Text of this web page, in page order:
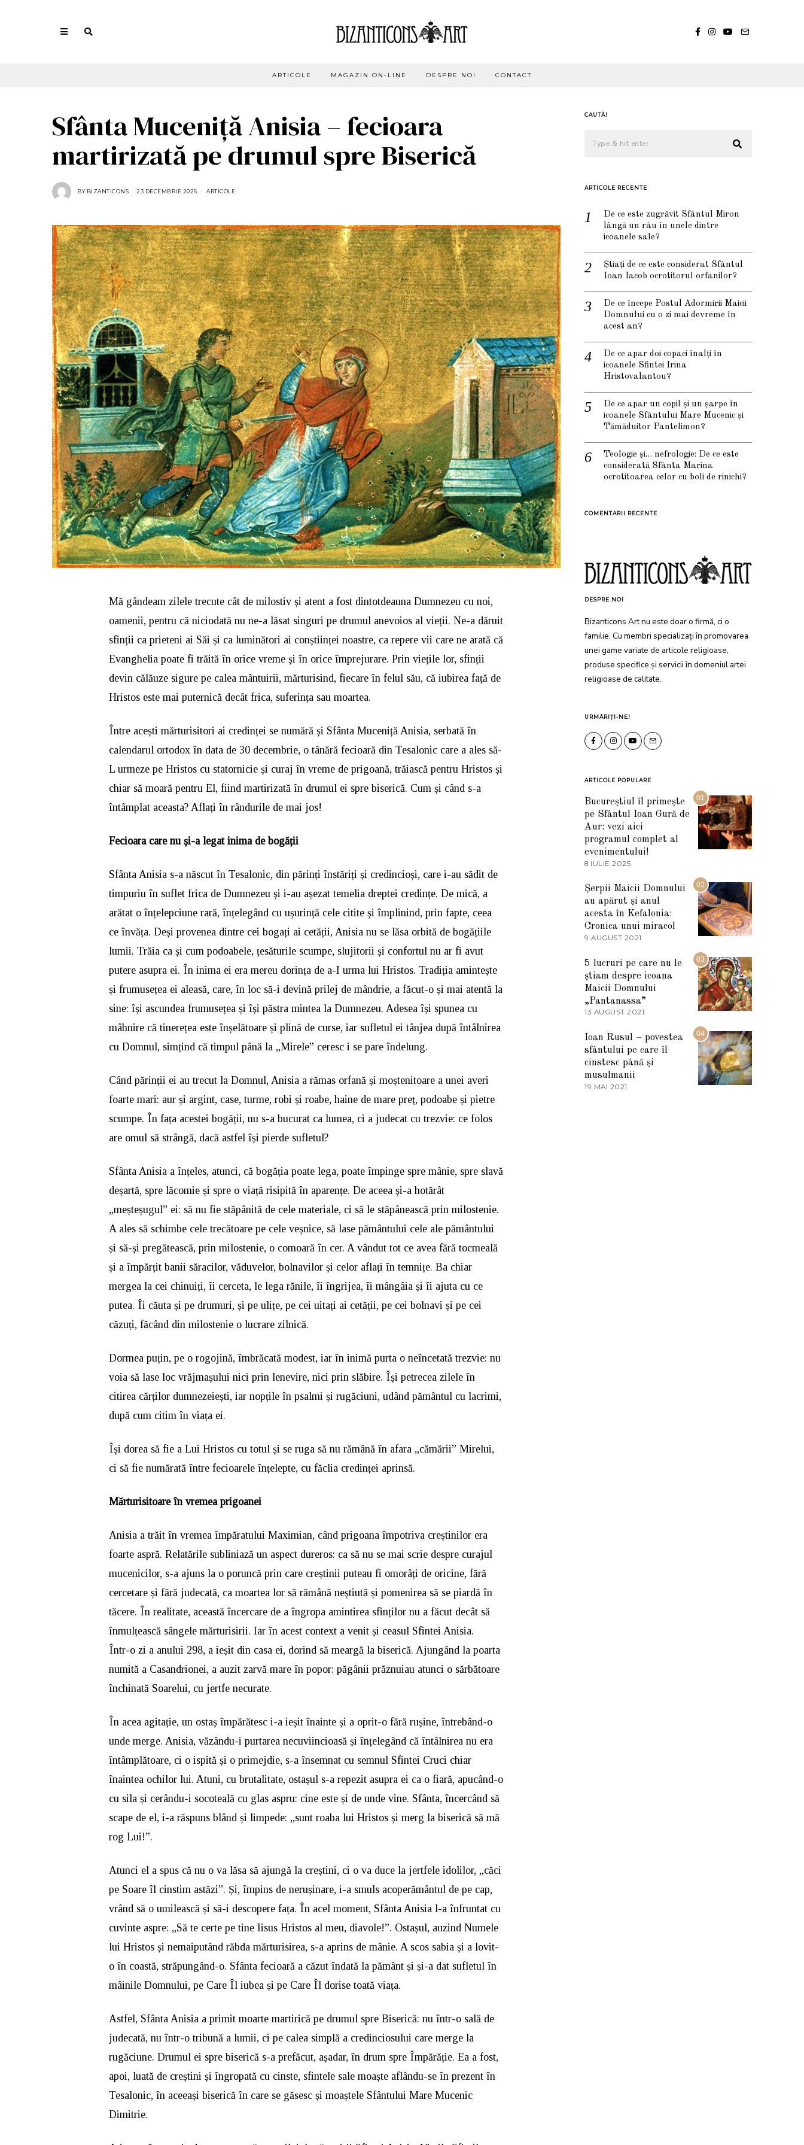
ARTICOLE MAGAZIN ON-LINE DESPRE NOI CONTACT
Sfânta Muceniță Anisia – fecioara
martirizată pe drumul spre Biserică
BY BIZANTICONS 23 DECEMBRIE 2025
E
M
B
R
I
E
2
0
2
5
ARTICOLE
Mă gândeam zilele trecute cât de milostiv și atent a fost dintotdeauna Dumnezeu cu noi,
oamenii, pentru că niciodată nu ne-a lăsat singuri pe drumul anevoios al vieții. Ne-a dăruit
sfinții ca prieteni ai Săi și ca luminători ai conștiinței noastre, ca repere vii care ne arată că
Evanghelia poate fi trăită în orice vreme și în orice împrejurare. Prin viețile lor, sfinții
devin călăuze sigure pe calea mântuirii, mărturisind, fiecare în felul său, că iubirea față de
Hristos este mai puternică decât frica, suferința sau moartea.
Între acești mărturisitori ai credinței se numără și Sfânta Muceniță Anisia, serbată în
calendarul ortodox în data de 30 decembrie, o tânără fecioară din Tesalonic care a ales să-
L urmeze pe Hristos cu statornicie și curaj în vreme de prigoană, trăiască pentru Hristos și
chiar să moară pentru El, fiind martirizată în drumul ei spre biserică. Cum și când s-a
întâmplat aceasta? Aflați în rândurile de mai jos!
Fecioara care nu și-a legat inima de bogății
Sfânta Anisia s-a născut în Tesalonic, din părinți înstăriți și credincioși, care i-au sădit de
timpuriu în suflet frica de Dumnezeu și i-au așezat temelia dreptei credințe. De mică, a
arătat o înțelepciune rară, înțelegând cu ușurință cele citite și împlinind, prin fapte, ceea
ce învăța. Deși provenea dintre cei bogați ai cetății, Anisia nu se lăsa orbită de bogățiile
lumii. Trăia ca și cum podoabele, țesăturile scumpe, slujitorii și confortul nu ar fi avut
putere asupra ei. În inima ei era mereu dorința de a-I urma lui Hristos. Tradiția amintește
și frumusețea ei aleasă, care, în loc să-i devină prilej de mândrie, a făcut-o și mai atentă la
sine: își ascundea frumusețea și își păstra mintea la Dumnezeu. Adesea își spunea cu
mâhnire că tinerețea este înșelătoare și plină de curse, iar sufletul ei tânjea după întâlnirea
cu Domnul, simțind că timpul până la „Mirele” ceresc i se pare îndelung.
Când părinții ei au trecut la Domnul, Anisia a rămas orfană și moștenitoare a unei averi
foarte mari: aur și argint, case, turme, robi și roabe, haine de mare preț, podoabe și pietre
scumpe. În fața acestei bogății, nu s-a bucurat ca lumea, ci a judecat cu trezvie: ce folos
are omul să strângă, dacă astfel își pierde sufletul?
Sfânta Anisia a înțeles, atunci, că bogăția poate lega, poate împinge spre mânie, spre slavă
deșartă, spre lăcomie și spre o viață risipită în aparențe. De aceea și-a hotărât
„meșteșugul” ei: să nu fie stăpânită de cele materiale, ci să le stăpânească prin milostenie.
A ales să schimbe cele trecătoare pe cele veșnice, să lase pământului cele ale pământului
și să-și pregătească, prin milostenie, o comoară în cer. A vândut tot ce avea fără tocmeală
și a împărțit banii săracilor, văduvelor, bolnavilor și celor aflați în temnițe. Ba chiar
mergea la cei chinuiți, îi cerceta, le lega rănile, îi îngrijea, îi mângâia și îi ajuta cu ce
putea. Îi căuta și pe drumuri, și pe ulițe, pe cei uitați ai cetății, pe cei bolnavi și pe cei
căzuți, făcând din milostenie o lucrare zilnică.
Dormea puțin, pe o rogojină, îmbrăcată modest, iar în inimă purta o neîncetată trezvie: nu
voia să lase loc vrăjmașului nici prin lenevire, nici prin slăbire. Își petrecea zilele în
citirea cărților dumnezeiești, iar nopțile în psalmi și rugăciuni, udând pământul cu lacrimi,
după cum citim în viața ei.
Își dorea să fie a Lui Hristos cu totul și se ruga să nu rămână în afara „cămării” Mirelui,
ci să fie numărată între fecioarele înțelepte, cu făclia credinței aprinsă.
Mărturisitoare în vremea prigoanei
Anisia a trăit în vremea împăratului Maximian, când prigoana împotriva creștinilor era
foarte aspră. Relatările subliniază un aspect dureros: ca să nu se mai scrie despre curajul
mucenicilor, s-a ajuns la o poruncă prin care creștinii puteau fi omorâți de oricine, fără
cercetare și fără judecată, ca moartea lor să rămână neștiută și pomenirea să se piardă în
tăcere. În realitate, această încercare de a îngropa amintirea sfinților nu a făcut decât să
înmulțească sângele mărturisirii. Iar în acest context a venit și ceasul Sfintei Anisia.
Într-o zi a anului 298, a ieșit din casa ei, dorind să meargă la biserică. Ajungând la poarta
numită a Casandrionei, a auzit zarvă mare în popor: păgânii prăznuiau atunci o sărbătoare
închinată Soarelui, cu jertfe necurate.
În acea agitație, un ostaș împărătesc i-a ieșit înainte și a oprit-o fără rușine, întrebând-o
unde merge. Anisia, văzându-i purtarea necuviincioasă și înțelegând că întâlnirea nu era
întâmplătoare, ci o ispită și o primejdie, s-a însemnat cu semnul Sfintei Cruci chiar
înaintea ochilor lui. Atuni, cu brutalitate, ostașul s-a repezit asupra ei ca o fiară, apucând-o
cu sila și cerându-i socoteală cu glas aspru: cine este și de unde vine. Sfânta, încercând să
scape de el, i-a răspuns blând și limpede: „sunt roaba lui Hristos și merg la biserică să mă
rog Lui!”.
Atunci el a spus că nu o va lăsa să ajungă la creștini, ci o va duce la jertfele idolilor, „căci
pe Soare îl cinstim astăzi”. Și, împins de nerușinare, i-a smuls acoperământul de pe cap,
vrând să o umilească și să-i descopere fața. În acel moment, Sfânta Anisia l-a înfruntat cu
cuvinte aspre: „Să te certe pe tine Iisus Hristos al meu, diavole!”. Ostașul, auzind Numele
lui Hristos și nemaiputând răbda mărturisirea, s-a aprins de mânie. A scos sabia și a lovit-
o în coastă, străpungând-o. Sfânta fecioară a căzut îndată la pământ și și-a dat sufletul în
mâinile Domnului, pe Care Îl iubea și pe Care Îl dorise toată viața.
Astfel, Sfânta Anisia a primit moarte martirică pe drumul spre Biserică: nu într-o sală de
judecată, nu într-o tribună a lumii, ci pe calea simplă a credinciosului care merge la
rugăciune. Drumul ei spre biserică s-a prefăcut, așadar, în drum spre Împărăție. Ea a fost,
apoi, luată de creștini și îngropată cu cinste, sfintele sale moaște aflându-se în prezent în
Tesalonic, în aceeași biserică în care se găsesc și moaștele Sfântului Mare Mucenic
Dimitrie.
CAUTĂ!
ARTICOLE RECENTE
De ce este zugrăvit Sfântul Miron
lângă un râu în unele dintre
icoanele sale?
Știați de ce este considerat Sfântul
Ioan Iacob ocrotitorul orfanilor?
De ce începe Postul Adormirii Maicii
Domnului cu o zi mai devreme în
acest an?
De ce apar doi copaci înalți în
icoanele Sfintei Irina
Hristovalantou?
De ce apar un copil și un șarpe în
icoanele Sfântului Mare Mucenic și
Tămăduitor Pantelimon?
Teologie și… nefrologie: De ce este
considerată Sfânta Marina
ocrotitoarea celor cu boli de rinichi?
COMENTARII RECENTE
DESPRE NOI
Bizanticons Art nu este doar o firmă, ci o
familie. Cu membri specializați în promovarea
unei game variate de articole religioase,
produse specifice și servicii în domeniul artei
religioase de calitate.
URMĂRIȚI-NE!
ARTICOLE POPULARE
01
Bucureștiul îl primește
pe Sfântul Ioan Gură de
Aur: vezi aici
programul complet al
evenimentului!
8 IULIE 2025
U
L
I
2
0
02
Șerpii Maicii Domnului
au apărut și anul
acesta în Kefalonia:
Cronica unui miracol
9 AUGUST 2021
A
R
T
I
2
2
2
03
5 lucruri pe care nu le
știam despre icoana
Maicii Domnului
„Pantanassa”
13 AUGUST 2021
U
G
U
S
04
Ioan Rusul – povestea
sfântului pe care îl
cinstesc până și
musulmanii
19 MAI 2021